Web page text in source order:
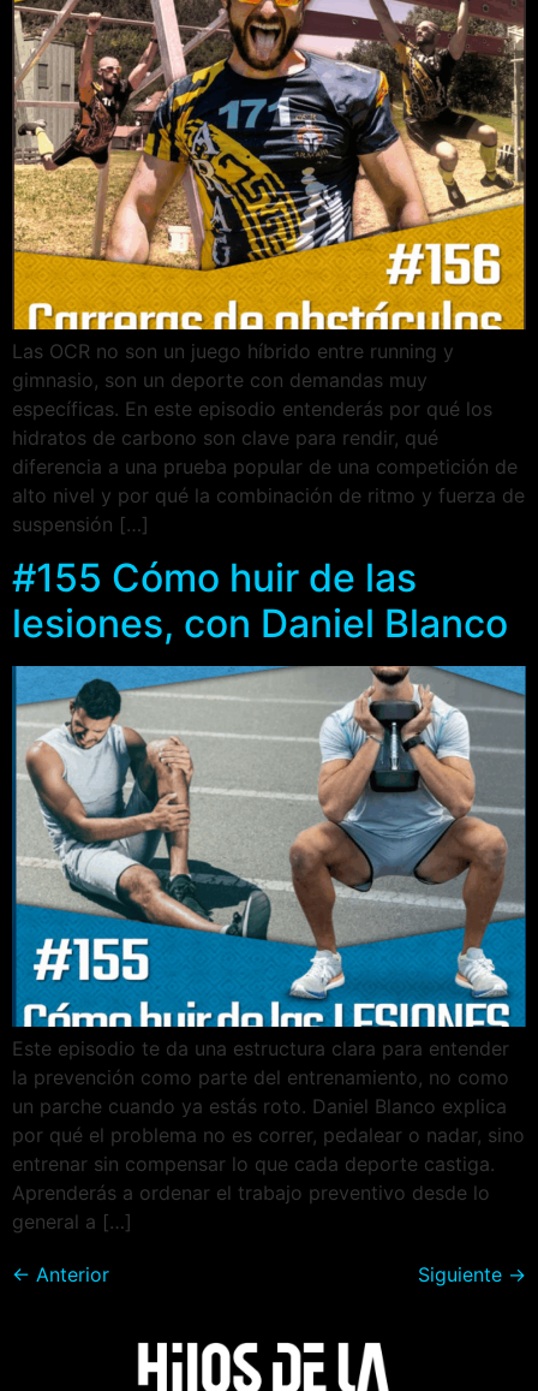
Las OCR no son un juego híbrido entre running y
gimnasio, son un deporte con demandas muy
específicas. En este episodio entenderás por qué los
hidratos de carbono son clave para rendir, qué
diferencia a una prueba popular de una competición de
alto nivel y por qué la combinación de ritmo y fuerza de
suspensión […]
#155 Cómo huir de las
lesiones, con Daniel Blanco
Este episodio te da una estructura clara para entender
la prevención como parte del entrenamiento, no como
un parche cuando ya estás roto. Daniel Blanco explica
por qué el problema no es correr, pedalear o nadar, sino
entrenar sin compensar lo que cada deporte castiga.
Aprenderás a ordenar el trabajo preventivo desde lo
general a […]
← Anterior Siguiente →